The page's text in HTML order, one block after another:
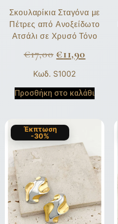
Σκουλαρίκια Σταγόνα με
Πέτρες από Ανοξείδωτο
Ατσάλι σε Χρυσό Τόνο
€17,00 €11,90
Κωδ. S1002
Προσθήκη στο καλάθι
Έκπτωση
-30%